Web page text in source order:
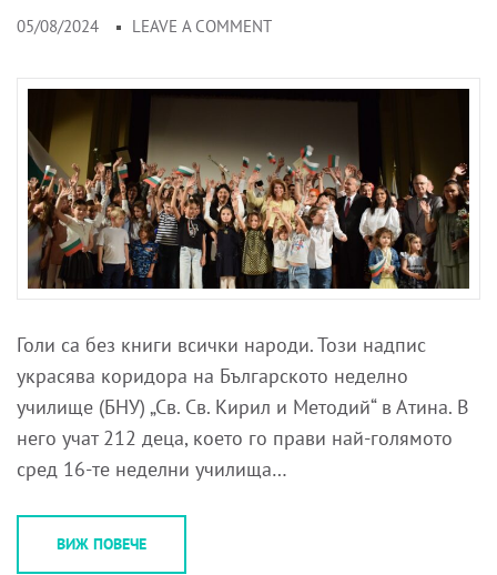
05/08/2024 LEAVE A COMMENT
Голи са без книги всички народи. Този надпис
украсява коридора на Българското неделно
училище (БНУ) „Св. Св. Кирил и Методий“ в Атина. В
него учат 212 деца, което го прави най-голямото
сред 16-те неделни училища…
ВИЖ ПОВЕЧЕ